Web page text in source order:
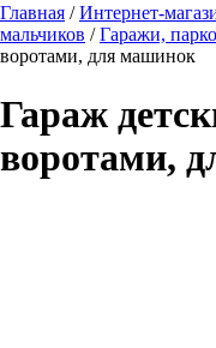
Главная /Интернет-
мальчиков /Гаражи,
воротами, для машинок
Гараж
воротами,